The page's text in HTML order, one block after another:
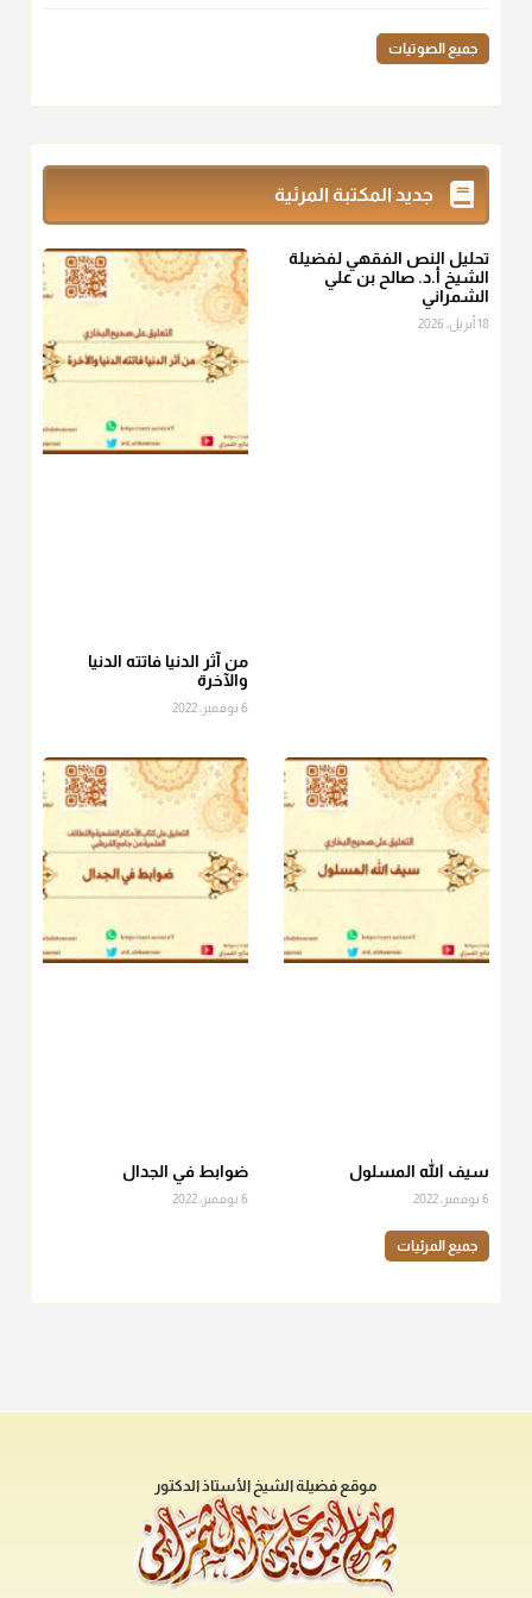
أ.د. صالح الشمراني
المعتدلين غير مقبوضتين ولا مبسوطتين أربع مرات من الرز أو البر
أو التمر أو اللحم
منذ 3 شهر
، فإلم يعلم إلا بعد ذلك لم تجزه لقولهﷺ:
الصاع..فمن شق عليه إخراج الطعام هذه الأيام وأراد إخراج القيمة
أ.د. صالح الشمراني
دفعزكاة الفطرللمسكين القريب صدقة وصلة وهو أفضل من
دفعها للبعيد ولا تغرك مظاهر ووظائف بعض الأقارب فإن
منذ 3 شهر
جميع الصوتيات
جديد المكتبة المرئية
تحليل النص الفقهي لفضيلة
الشيخ أ.د. صالح بن علي
الشمراني
18 أبريل، 2026
من آثر الدنيا فاتته الدنيا
والآخرة
6 نوفمبر، 2022
سيف الله المسلول
6 نوفمبر، 2022
ضوابط في الجدال
6 نوفمبر، 2022
جميع المرئيات
موقع فضيلة الشيخ الأستاذ الدكتور